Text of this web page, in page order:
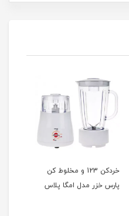
بلندر- همزن پارس خزر مدل
اربیت میکس - Orbit Mix